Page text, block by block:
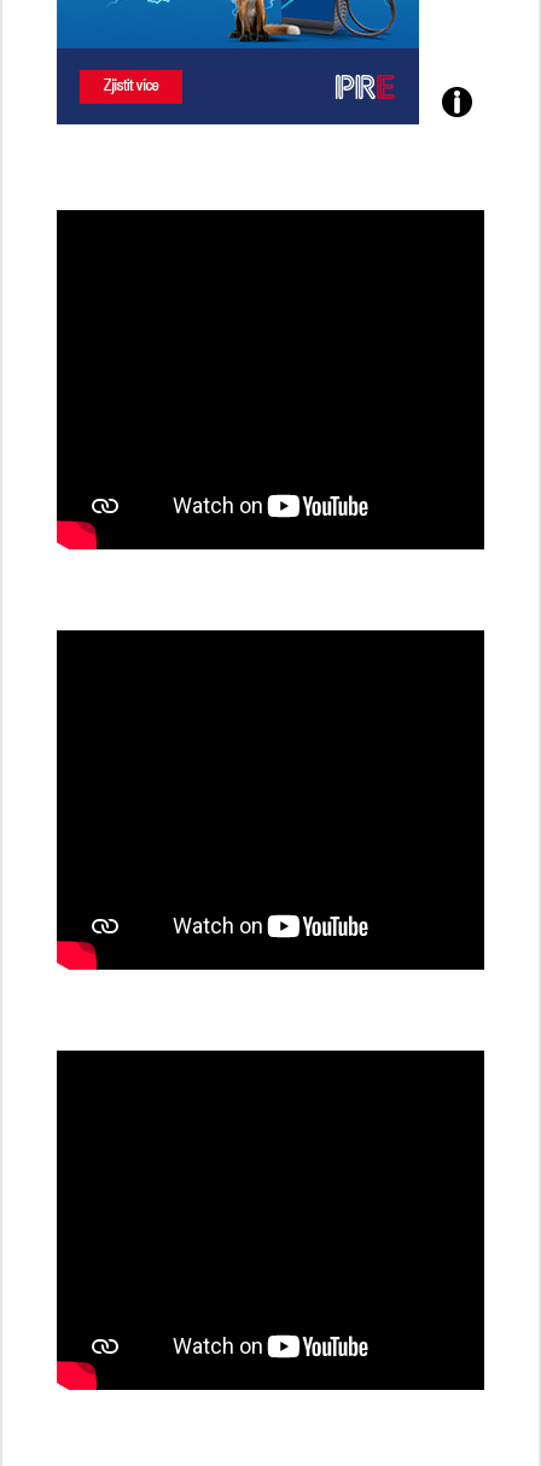
Poznejte